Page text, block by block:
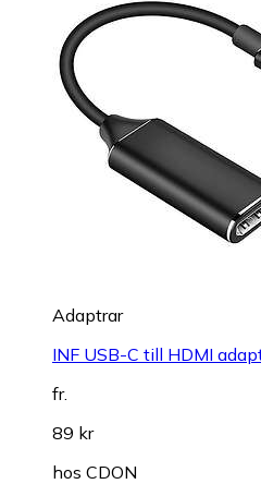
Adaptrar
INF USB-C till HDMI
fr.
89 kr
hos CDON